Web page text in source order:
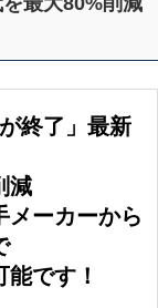
終了」最新
減
メーカーから
能です！